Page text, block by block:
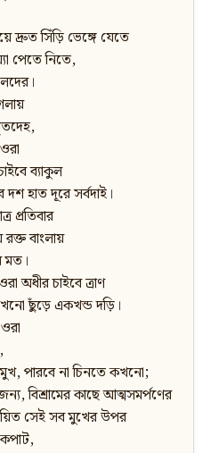
দ্রুত সিঁড়ি ভেঙ্গে যেতে
পেতে নিতে,
ব্যাকুল
দশ হাত দূরে সর্বদাই।
প্রতিবার
বাংলায়
মত।
অধীর চাইবে ত্রাণ
ছুঁড়ে একখন্ড দড়ি।
মুখ, পারবে না চিনতে কখনো;
বিশ্রামের কাছে আত্মসমর্পণের
সেই সব মুখের উপর
কপাট,